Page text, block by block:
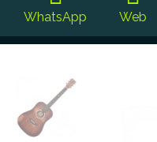
WhatsApp Web